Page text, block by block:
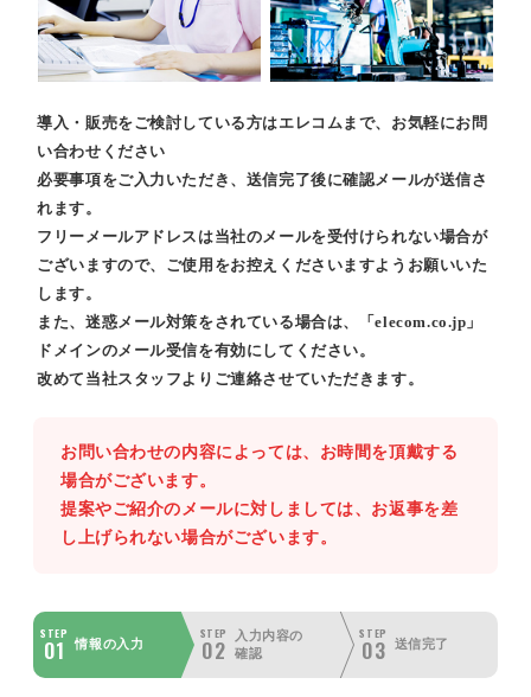
導入・販売をご検討している方はエレコムまで、お気軽にお問
い合わせください
必要事項をご入力いただき、送信完了後に確認メールが送信さ
れます。
フリーメールアドレスは当社のメールを受付けられない場合が
ございますので、ご使用をお控えくださいますようお願いいた
します。
また、迷惑メール対策をされている場合は、「elecom.co.jp」
ドメインのメール受信を有効にしてください。
改めて当社スタッフよりご連絡させていただきます。
お問い合わせの内容によっては、お時間を頂戴する
場合がございます。
提案やご紹介のメールに対しましては、お返事を差
し上げられない場合がございます。
STEP
01 情報の入力
STEP
02
入力内容の
確認
STEP
03 送信完了